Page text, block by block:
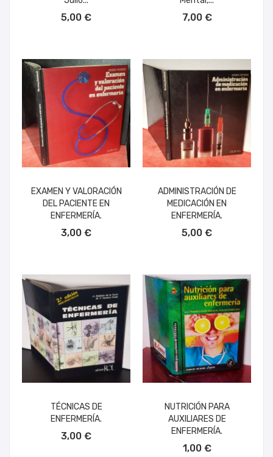
5,00 € 7,00 €
EXAMEN Y VALORACIÓN
DEL PACIENTE EN
ENFERMERÍA.
3,00 €
ADMINISTRACIÓN DE
MEDICACIÓN EN
ENFERMERÍA.
5,00 €
TÉCNICAS DE
ENFERMERÍA.
3,00 €
NUTRICIÓN PARA
AUXILIARES DE
ENFERMERÍA.
1,00 €